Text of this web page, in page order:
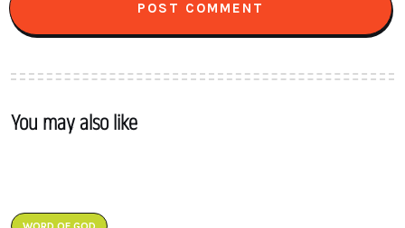
You may also like